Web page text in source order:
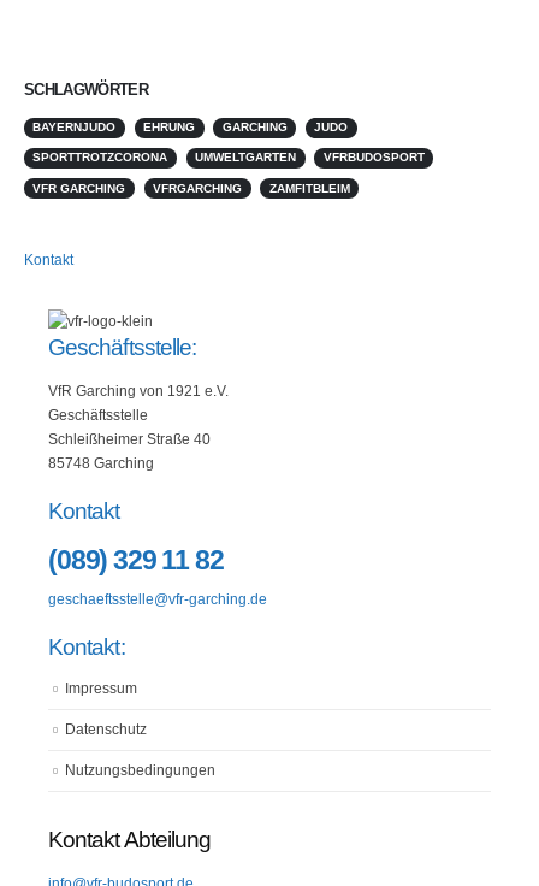
SCHLAGWÖRTER
BAYERNJUDO EHRUNG GARCHING JUDO
SPORTTROTZCORONA UMWELTGARTEN VFRBUDOSPORT
VFR GARCHING VFRGARCHING ZAMFITBLEIM
Kontakt
Geschäftsstelle:
VfR Garching von 1921 e.V.
Geschäftsstelle
Schleißheimer Straße 40
85748 Garching
Kontakt
(089) 329 11 82
geschaeftsstelle@vfr-garching.de
Kontakt:
Impressum
Datenschutz
Nutzungsbedingungen
Kontakt Abteilung
info@vfr-budosport.de